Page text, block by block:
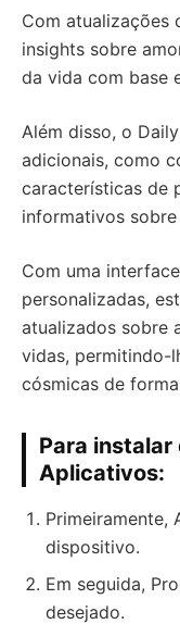
Com atualizações
insights sobre
da vida com base
Além disso, o
adicionais, como
características de
informativos
Com uma
personalizadas,
atualizados sobre
vidas, permitindo-
cósmicas de
Para instalar
Aplicativos:
Primeiramente,
dispositivo.
Em seguida,
desejado.